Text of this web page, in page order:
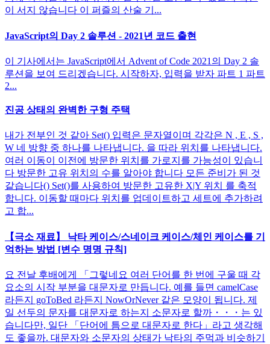
이 서지 않습니다 이 퍼즐의 산술 기...
JavaScript의 Day 2 솔루션 - 2021년 코드 출현
이 기사에서는 JavaScript에서 Advent of Code 2021의 Day 2 솔
루션을 보여 드리겠습니다. 시작하자, 입력을 받자 파트 1 파트
2...
진공 상태의 완벽한 구형 주택
내가 전부인 것 같아 Set() 입력은 문자열이며 각각은 N , E , S ,
W 네 방향 중 하나를 나타냅니다. 을 따라 위치를 나타냅니다.
여러 이동이 이전에 방문한 위치를 가로지를 가능성이 있습니
다 방문한 고유 위치의 수를 알아야 합니다 모든 준비가 된 것
같습니다() Set()를 사용하여 방문한 고유한 X|Y 위치 를 축적
합니다. 이동할 때마다 위치를 업데이트하고 세트에 추가하려
고 합...
【극소 재료】 ​​낙타 케이스/스네이크 케이스/체인 케이스를 기
억하는 방법 [변수 명명 규칙]
요 전날 후배에게 「그렇네요 여러 단어를 한 번에 구울 때 각
요소의 시작 부분을 대문자로 만듭니다. 예를 들면 camelCase
라든지 goToBed 라든지 NowOrNever 같은 모양이 됩니다. 제
일 선두의 문자를 대문자로 하는지 소문자로 할까・・・는 있
습니다만, 일단 「단어에 틈으로 대문자로 한다」라고 생각해
도 좋을까. 대문자와 소문자의 상태가 낙타의 주먹과 비슷하기